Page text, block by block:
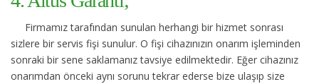
Firmamız tarafından sunulan herhangi bir hizmet sonrası
sizlere bir servis fişi sunulur. O fişi cihazınızın onarım işleminden
sonraki bir sene saklamanız tavsiye edilmektedir. Eğer cihazınız
onarımdan önceki aynı sorunu tekrar ederse bize ulaşıp size